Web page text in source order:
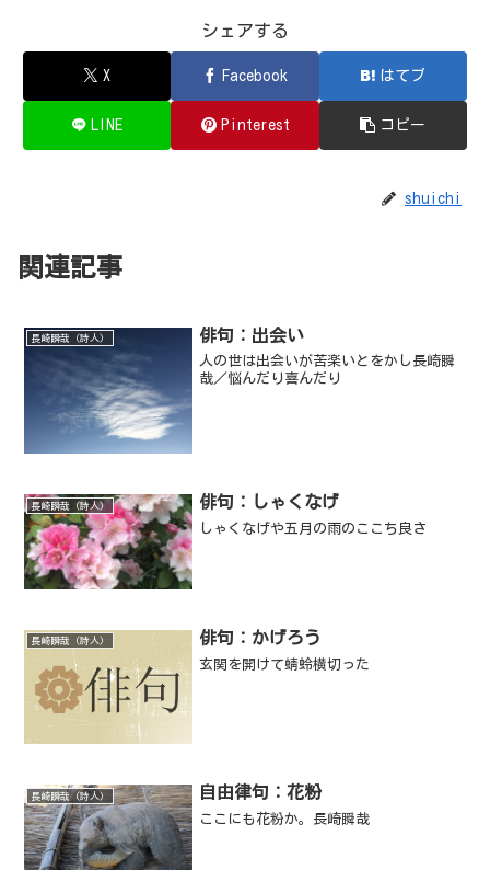
シェアする
X Facebook はてブ
LINE Pinterest コピー
shuichi
関連記事
長崎瞬哉（詩人） 俳句：出会い
人の世は出会いが苦楽いとをかし長崎瞬
哉／悩んだり喜んだり
長崎瞬哉（詩人） 俳句：しゃくなげ
しゃくなげや五月の雨のここち良さ
長崎瞬哉（詩人） 俳句：かげろう
玄関を開けて蜻蛉横切った
長崎瞬哉（詩人） 自由律句：花粉
ここにも花粉か。長崎瞬哉